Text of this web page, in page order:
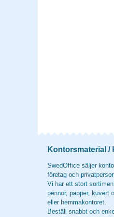
Kontorsmaterial
SwedOffice säljer
företag och
Vi har ett stort
pennor, papper, kuvert
eller hemmakontoret.
Beställ snabbt och